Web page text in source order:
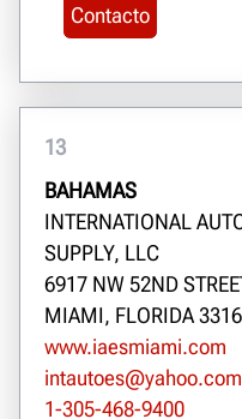
Contacto
13
BAHAMAS
INTERNATIONAL
SUPPLY, LLC
6917 NW 52ND
MIAMI, FLORIDA
www.iaesmiami.com
intautoes@yahoo.com
1-305-468-9400